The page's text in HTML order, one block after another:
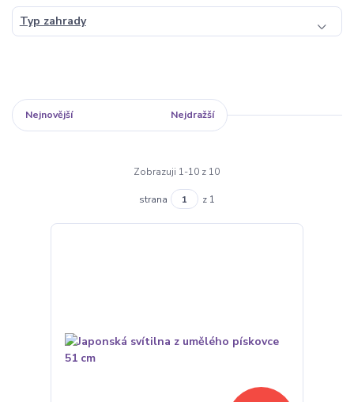
Typ zahrady
Nejnovější Nejdražší
Zobrazuji 1-10 z 10
strana z 1